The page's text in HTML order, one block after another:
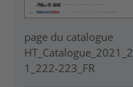
page du catalogue
HT_Catalogue_2021_2_
1_222-223_FR